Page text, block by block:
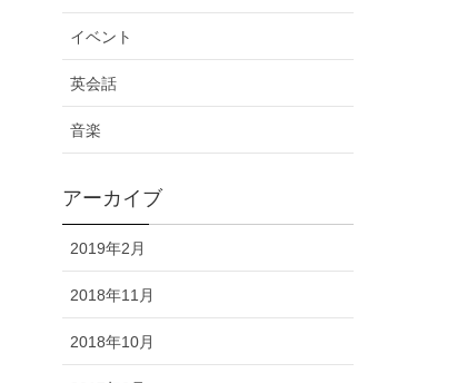
イベント
英会話
音楽
アーカイブ
2019年2月
2018年11月
2018年10月